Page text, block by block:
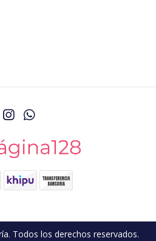
Todos los derechos reservados.